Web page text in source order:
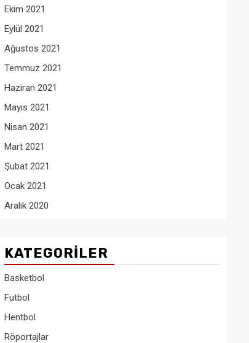
Ekim 2021
Eylül 2021
Ağustos 2021
Temmuz 2021
Haziran 2021
Mayıs 2021
Nisan 2021
Mart 2021
Şubat 2021
Ocak 2021
Aralık 2020
KATEGORILER
Basketbol
Futbol
Hentbol
Röportajlar